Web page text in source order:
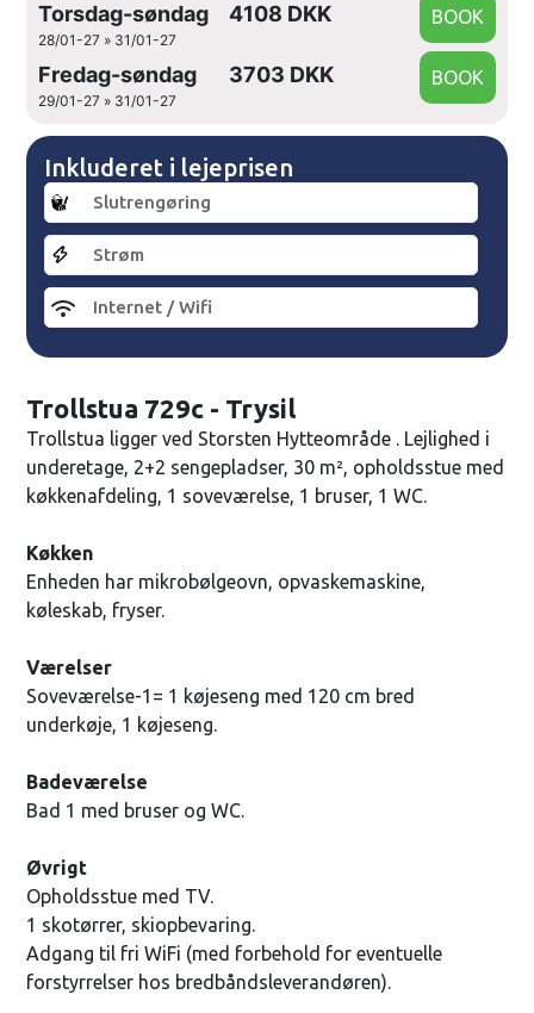
Torsdag-søndag
28/01-27 » 31/01-27
4108 DKK
Fredag-søndag
29/01-27 » 31/01-27
3703 DKK
Inkluderet i lejeprisen
Slutrengøring
Strøm
Internet / Wifi
Trollstua 729c - Trysil
Trollstua ligger ved Storsten Hytteområde . Lejlighed i
underetage, 2+2 sengepladser, 30 m², opholdsstue med
køkkenafdeling, 1 soveværelse, 1 bruser, 1 WC.
Køkken
Enheden har mikrobølgeovn, opvaskemaskine,
køleskab, fryser.
Værelser
Soveværelse-1= 1 køjeseng med 120 cm bred
underkøje, 1 køjeseng.
Badeværelse
Bad 1 med bruser og WC.
Øvrigt
Opholdsstue med TV.
1 skotørrer, skiopbevaring.
Adgang til fri WiFi (med forbehold for eventuelle
forstyrrelser hos bredbåndsleverandøren).